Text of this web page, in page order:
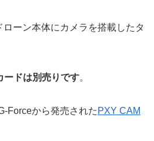
ーン本体にカメラを搭載したタ
ドは別売りです。
Forceから発売された PXY CAM